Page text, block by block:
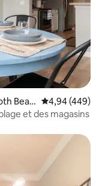
Beac
Évaluation
4,94 (449)
et des magasins